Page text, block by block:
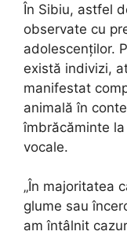
În Sibiu, astfel
observate cu
adolescenților.
există indivizi,
manifestat
animală în
îmbrăcăminte
vocale.
„În majoritatea
glume sau
am întâlnit